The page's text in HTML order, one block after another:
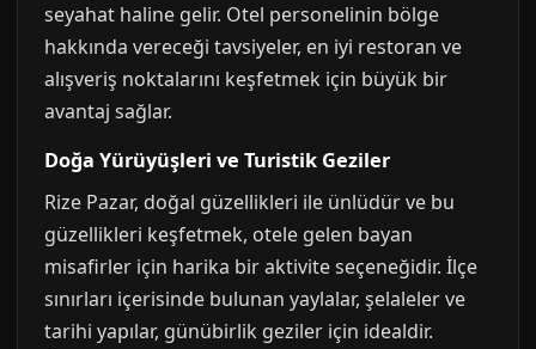
seyahat haline gelir. Otel personelinin bölge
hakkında vereceği tavsiyeler, en iyi restoran ve
alışveriş noktalarını keşfetmek için büyük bir
avantaj sağlar.
Doğa Yürüyüşleri ve Turistik Geziler
Rize Pazar, doğal güzellikleri ile ünlüdür ve bu
güzellikleri keşfetmek, otele gelen bayan
misafirler için harika bir aktivite seçeneğidir. İlçe
sınırları içerisinde bulunan yaylalar, şelaleler ve
tarihi yapılar, günübirlik geziler için idealdir.